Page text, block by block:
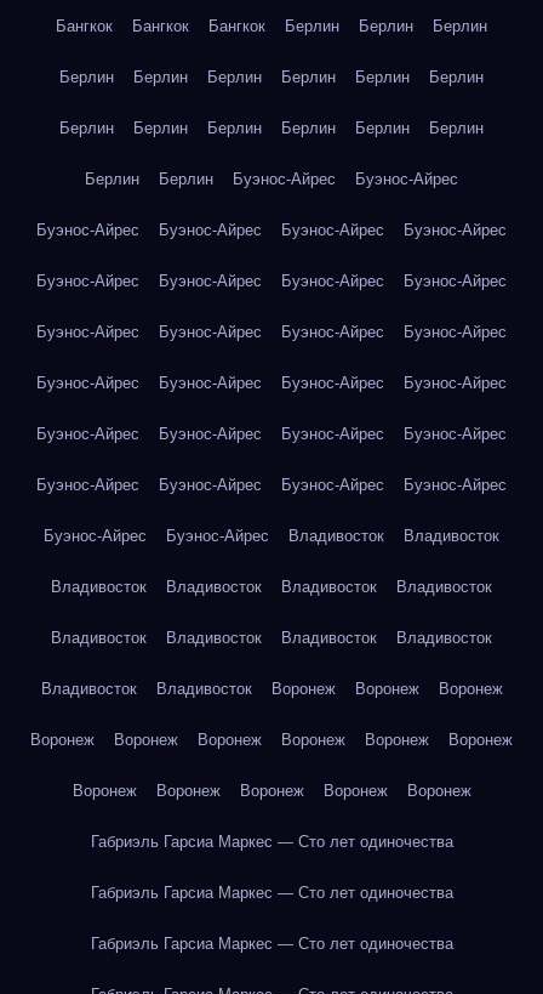
Бангкок Бангкок Бангкок Берлин Берлин Берлин
Берлин Берлин Берлин Берлин Берлин Берлин
Берлин Берлин Берлин Берлин Берлин Берлин
Берлин Берлин Буэнос-Айрес Буэнос-Айрес
Буэнос-Айрес Буэнос-Айрес Буэнос-Айрес Буэнос-Айрес
Буэнос-Айрес Буэнос-Айрес Буэнос-Айрес Буэнос-Айрес
Буэнос-Айрес Буэнос-Айрес Буэнос-Айрес Буэнос-Айрес
Буэнос-Айрес Буэнос-Айрес Буэнос-Айрес Буэнос-Айрес
Буэнос-Айрес Буэнос-Айрес Буэнос-Айрес Буэнос-Айрес
Буэнос-Айрес Буэнос-Айрес Буэнос-Айрес Буэнос-Айрес
Буэнос-Айрес Буэнос-Айрес Владивосток Владивосток
Владивосток Владивосток Владивосток Владивосток
Владивосток Владивосток Владивосток Владивосток
Владивосток Владивосток Воронеж Воронеж Воронеж
Воронеж Воронеж Воронеж Воронеж Воронеж Воронеж
Воронеж Воронеж Воронеж Воронеж Воронеж
Габриэль Гарсиа Маркес — Сто лет одиночества
Габриэль Гарсиа Маркес — Сто лет одиночества
Габриэль Гарсиа Маркес — Сто лет одиночества